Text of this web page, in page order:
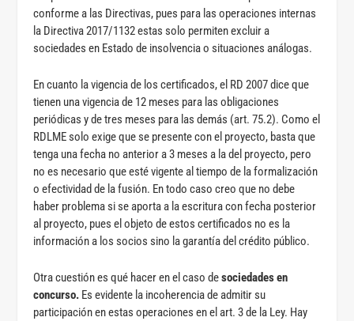
conforme a las Directivas, pues para las operaciones internas
la Directiva 2017/1132 estas solo permiten excluir a
sociedades en Estado de insolvencia o situaciones análogas.
En cuanto la vigencia de los certificados, el RD 2007 dice que
tienen una vigencia de 12 meses para las obligaciones
periódicas y de tres meses para las demás (art. 75.2). Como el
RDLME solo exige que se presente con el proyecto, basta que
tenga una fecha no anterior a 3 meses a la del proyecto, pero
no es necesario que esté vigente al tiempo de la formalización
o efectividad de la fusión. En todo caso creo que no debe
haber problema si se aporta a la escritura con fecha posterior
al proyecto, pues el objeto de estos certificados no es la
información a los socios sino la garantía del crédito público.
Otra cuestión es qué hacer en el caso desociedades en
concurso. Es evidente la incoherencia de admitir su
participación en estas operaciones en el art. 3 de la Ley. Hay